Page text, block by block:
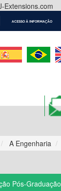
Extensions.com
CONTEÚDO
ACESSO À INFORMAÇÃO
A Engenharia
Pós-Graduação